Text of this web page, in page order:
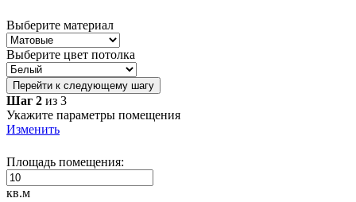
Выберите материал
Выберите цвет потолка
Перейти к следующему шагу
Шаг 2 из 3
Укажите параметры помещения
Изменить
Площадь помещения:
кв.м